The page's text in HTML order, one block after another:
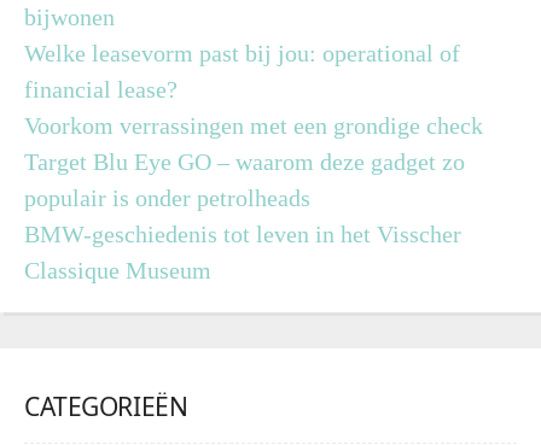
bijwonen
Welke leasevorm past bij jou: operational of
financial lease?
Voorkom verrassingen met een grondige check
Target Blu Eye GO – waarom deze gadget zo
populair is onder petrolheads
BMW-geschiedenis tot leven in het Visscher
Classique Museum
CATEGORIEËN